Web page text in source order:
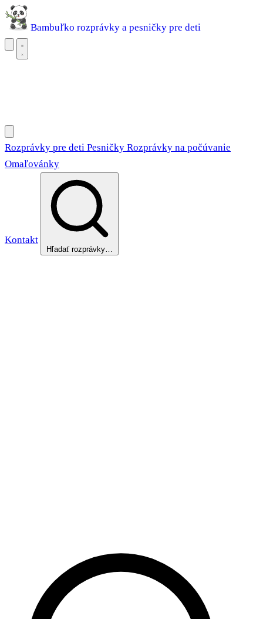
Bambuľko rozprávky a pesničky pre deti
Rozprávky pre deti Pesničky Rozprávky na počúvanie
Omaľovánky
Kontakt
Hľadať rozprávky…